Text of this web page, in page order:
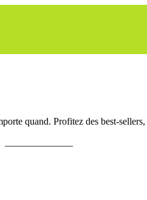
quand. Profitez des best-